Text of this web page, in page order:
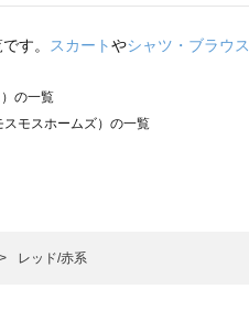
す。 スカートやシャツ・ブラウス
の一覧
モスホームズ）の一覧
バイサマンサモスモス）の一覧
モス ラーゴム）の一覧
レッド/赤系